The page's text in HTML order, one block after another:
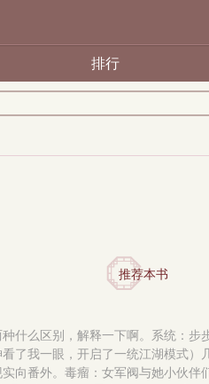
排行
推荐本书
什么区别，解释一下啊。系统：
了我一眼，开启了一统江湖模式
番外。毒瘤：女军阀与她小伙